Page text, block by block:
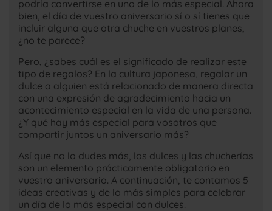
podría convertirse en uno de lo más especial. Ahora
bien, el día de vuestro aniversario sí o sí tienes que
incluir alguna que otra chuche en vuestros planes,
¿no te parece?
Pero, ¿sabes cuál es el significado de realizar este
tipo de regalos? En la cultura japonesa, regalar un
dulce a alguien está relacionado de manera directa
con una expresión de agradecimiento hacia un
acontecimiento especial en la vida de una persona.
¿Y qué hay más especial para vosotros que
compartir juntos un aniversario más?
Así que no lo dudes más, los dulces y las chucherías
son un elemento prácticamente obligatorio en
vuestro aniversario. A continuación, te contamos 5
ideas creativas y de lo más simples para celebrar
un día de lo más especial con dulces.